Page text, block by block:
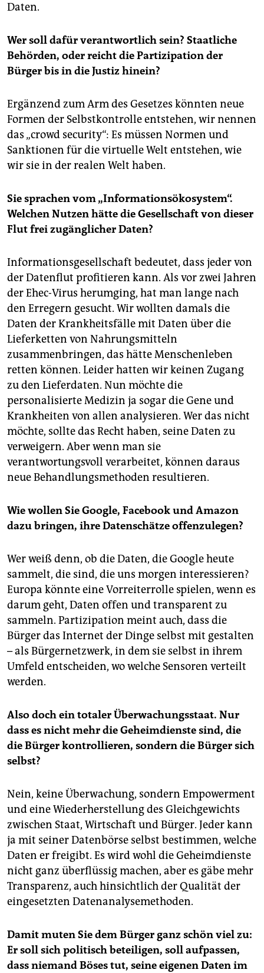
Daten.
Wer soll dafür verantwortlich sein? Staatliche
Behörden, oder reicht die Partizipation der
Bürger bis in die Justiz hinein?
Ergänzend zum Arm des Gesetzes könnten neue
Formen der Selbstkontrolle entstehen, wir nennen
das „crowd security“: Es müssen Normen und
Sanktionen für die virtuelle Welt entstehen, wie
wir sie in der realen Welt haben.
Sie sprachen vom „Informationsökosystem“.
Welchen Nutzen hätte die Gesellschaft von dieser
Flut frei zugänglicher Daten?
Informationsgesellschaft bedeutet, dass jeder von
der Datenflut profitieren kann. Als vor zwei Jahren
der Ehec-Virus herumging, hat man lange nach
den Erregern gesucht. Wir wollten damals die
Daten der Krankheitsfälle mit Daten über die
Lieferketten von Nahrungsmitteln
zusammenbringen, das hätte Menschenleben
retten können. Leider hatten wir keinen Zugang
zu den Lieferdaten. Nun möchte die
personalisierte Medizin ja sogar die Gene und
Krankheiten von allen analysieren. Wer das nicht
möchte, sollte das Recht haben, seine Daten zu
verweigern. Aber wenn man sie
verantwortungsvoll verarbeitet, können daraus
neue Behandlungsmethoden resultieren.
Wie wollen Sie Google, Facebook und Amazon
dazu bringen, ihre Datenschätze offenzulegen?
Wer weiß denn, ob die Daten, die Google heute
sammelt, die sind, die uns morgen interessieren?
Europa könnte eine Vorreiterrolle spielen, wenn es
darum geht, Daten offen und transparent zu
sammeln. Partizipation meint auch, dass die
Bürger das Internet der Dinge selbst mit gestalten
– als Bürgernetzwerk, in dem sie selbst in ihrem
Umfeld entscheiden, wo welche Sensoren verteilt
werden.
Also doch ein totaler Überwachungsstaat. Nur
dass es nicht mehr die Geheimdienste sind, die
die Bürger kontrollieren, sondern die Bürger sich
selbst?
Nein, keine Überwachung, sondern Empowerment
und eine Wiederherstellung des Gleichgewichts
zwischen Staat, Wirtschaft und Bürger. Jeder kann
ja mit seiner Datenbörse selbst bestimmen, welche
Daten er freigibt. Es wird wohl die Geheimdienste
nicht ganz überflüssig machen, aber es gäbe mehr
Transparenz, auch hinsichtlich der Qualität der
eingesetzten Datenanalysemethoden.
Damit muten Sie dem Bürger ganz schön viel zu:
Er soll sich politisch beteiligen, soll aufpassen,
dass niemand Böses tut, seine eigenen Daten im